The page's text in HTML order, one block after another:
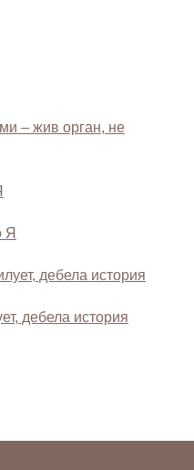
– жив орган, не
Я
дебела история
дебела история